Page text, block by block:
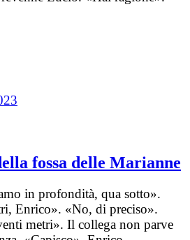
fossa delle Marianne
in profondità, qua sotto».
Enrico». «No, di preciso».
metri». Il collega non parve